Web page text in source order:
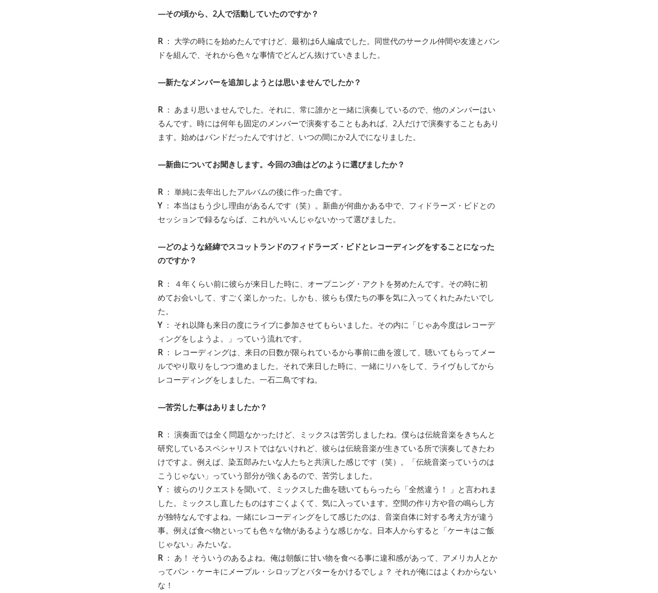
—その頃から、2人で活動していたのですか？
R： 大学の時にを始めたんですけど、最初は6人編成でした。同世代のサークル仲間や友達とバン
ドを組んで、それから色々な事情でどんどん抜けていきました。
—新たなメンバーを追加しようとは思いませんでしたか？
R： あまり思いませんでした。それに、常に誰かと一緒に演奏しているので、他のメンバーはい
るんです。時には何年も固定のメンバーで演奏することもあれば、2人だけで演奏することもあり
ます。始めはバンドだったんですけど、いつの間にか2人でになりました。
—新曲についてお聞きします。今回の3曲はどのように選びましたか？
R： 単純に去年出したアルバムの後に作った曲です。
Y： 本当はもう少し理由があるんです（笑）。新曲が何曲かある中で、フィドラーズ・ビドとの
セッションで録るならば、これがいいんじゃないかって選びました。
—どのような経緯でスコットランドのフィドラーズ・ビドとレコーディングをすることになった
のですか？
R： ４年くらい前に彼らが来日した時に、オープニング・アクトを努めたんです。その時に初
めてお会いして、すごく楽しかった。しかも、彼らも僕たちの事を気に入ってくれたみたいでし
た。
Y： それ以降も来日の度にライブに参加させてもらいました。その内に「じゃあ今度はレコーデ
ィングをしようよ。」っていう流れです。
R： レコーディングは、来日の日数が限られているから事前に曲を渡して、聴いてもらってメー
ルでやり取りをしつつ進めました。それで来日した時に、一緒にリハをして、ライヴもしてから
レコーディングをしました。一石二鳥ですね。
—苦労した事はありましたか？
R： 演奏面では全く問題なかったけど、ミックスは苦労しましたね。僕らは伝統音楽をきちんと
研究しているスペシャリストではないけれど、彼らは伝統音楽が生きている所で演奏してきたわ
けですよ。例えば、染五郎みたいな人たちと共演した感じです（笑）。「伝統音楽っていうのは
こうじゃない」っていう部分が強くあるので、苦労しました。
Y： 彼らのリクエストを聞いて、ミックスした曲を聴いてもらったら「全然違う！ 」と言われま
した。ミックスし直したものはすごくよくて、気に入っています。空間の作り方や音の鳴らし方
が独特なんですよね。一緒にレコーディングをして感じたのは、音楽自体に対する考え方が違う
事。例えば食べ物といっても色々な物があるような感じかな。日本人からすると「ケーキはご飯
じゃない」みたいな。
R： あ！ そういうのあるよね。俺は朝飯に甘い物を食べる事に違和感があって、アメリカ人とか
ってパン・ケーキにメープル・シロップとバターをかけるでしょ？ それが俺にはよくわからない
な！